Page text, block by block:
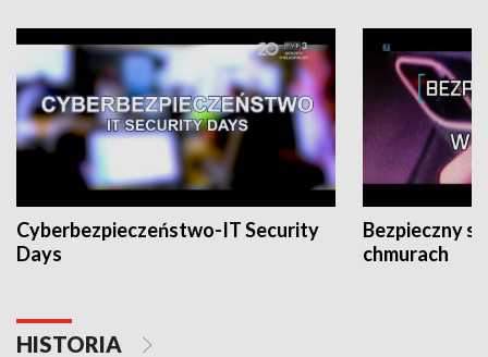
Cyberbezpieczeństwo-IT Security
Days
Bezpieczny
chmurach
HISTORIA